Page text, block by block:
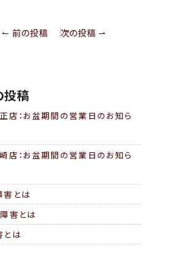
↼ 前の投稿 次の投稿 ⇀
投稿
店：お盆期間の営業日のお知ら
店：お盆期間の営業日のお知ら
害とは
害とは
とは